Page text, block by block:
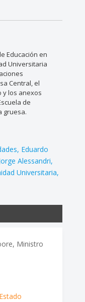
Educación en
Universitaria
Central, el
y los anexos
de
gruesa.
Eduardo
Alessandri
Universitaria
Ministro